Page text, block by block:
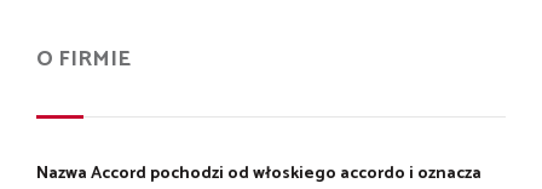
O FIRMIE
Nazwa Accord pochodzi od włoskiego accordo i oznacza